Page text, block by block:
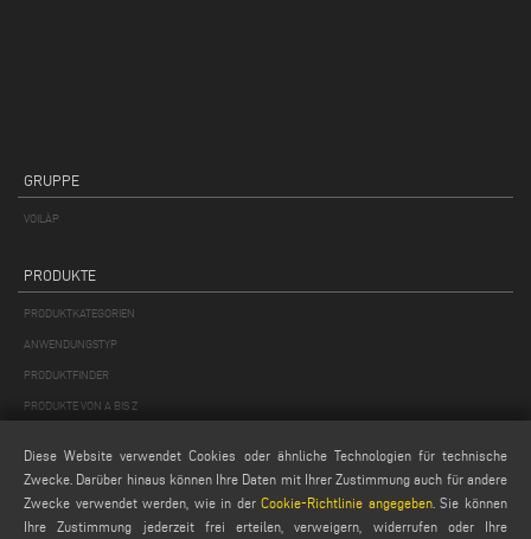
GRUPPE
VOILÀP
PRODUKTE
PRODUKTKATEGORIEN
ANWENDUNGSTYP
PRODUKTFINDER
PRODUKTE VON A BIS Z
MAIL
Webmail
service@emmegi.com
Diese Website verwendet Cookies oder ähnliche Technologien für technische
Zwecke. Darüber hinaus können Ihre Daten mit Ihrer Zustimmung auch für andere
Zwecke verwendet werden, wie in derCookie-Richtlinie angegeben. Sie können
Ihre Zustimmung jederzeit frei erteilen, verweigern, widerrufen oder Ihre